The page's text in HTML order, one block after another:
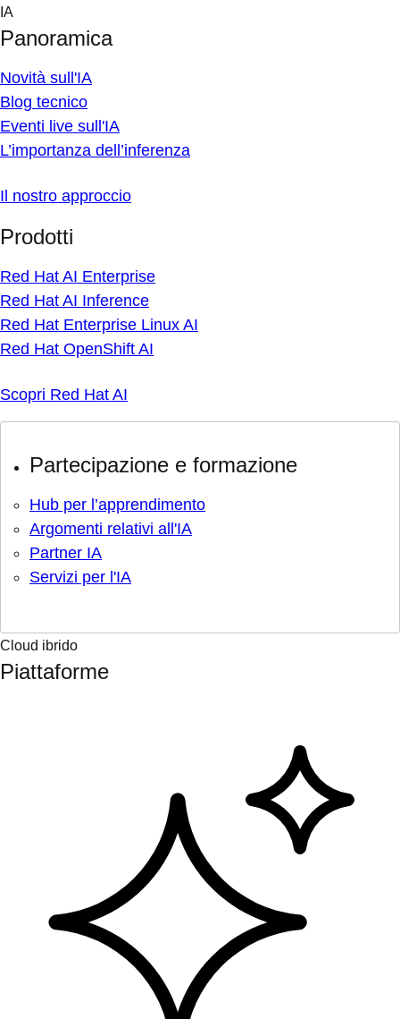
Skip
content
IA
Panoramica
Novità sull'IA
Blog tecnico
Eventi live sull'IA
L’importanza dell’inferenza
Il nostro approccio
Prodotti
Red Hat AI Enterprise
Red Hat AI Inference
Red Hat Enterprise Linux AI
Red Hat OpenShift AI
Scopri Red Hat AI
Partecipazione e formazione
Hub per l’apprendimento
Argomenti relativi all'IA
Partner IA
Servizi per l'IA
Cloud ibrido
Piattaforme